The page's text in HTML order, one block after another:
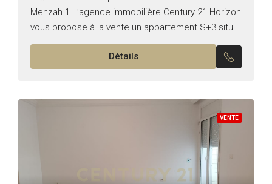
Menzah 1 L’agence immobilière Century 21 Horizon
vous propose à la vente un appartement S+3 situé
dans une résidence avec ascenseur 📍 📐...
Détails
VENTE